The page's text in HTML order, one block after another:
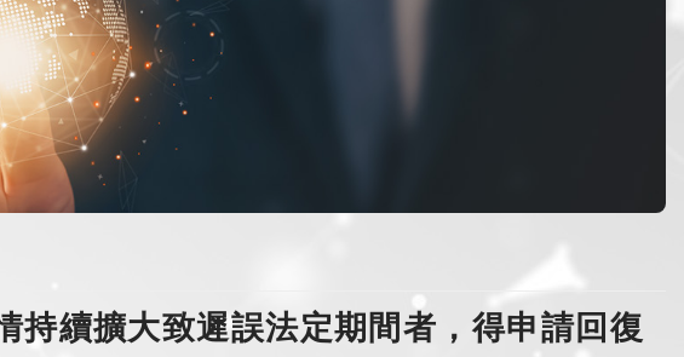
續擴大致遲誤法定期間者，得申請回復